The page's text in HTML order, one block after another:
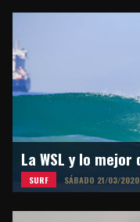
SURF SÁBADO 21/03/2020